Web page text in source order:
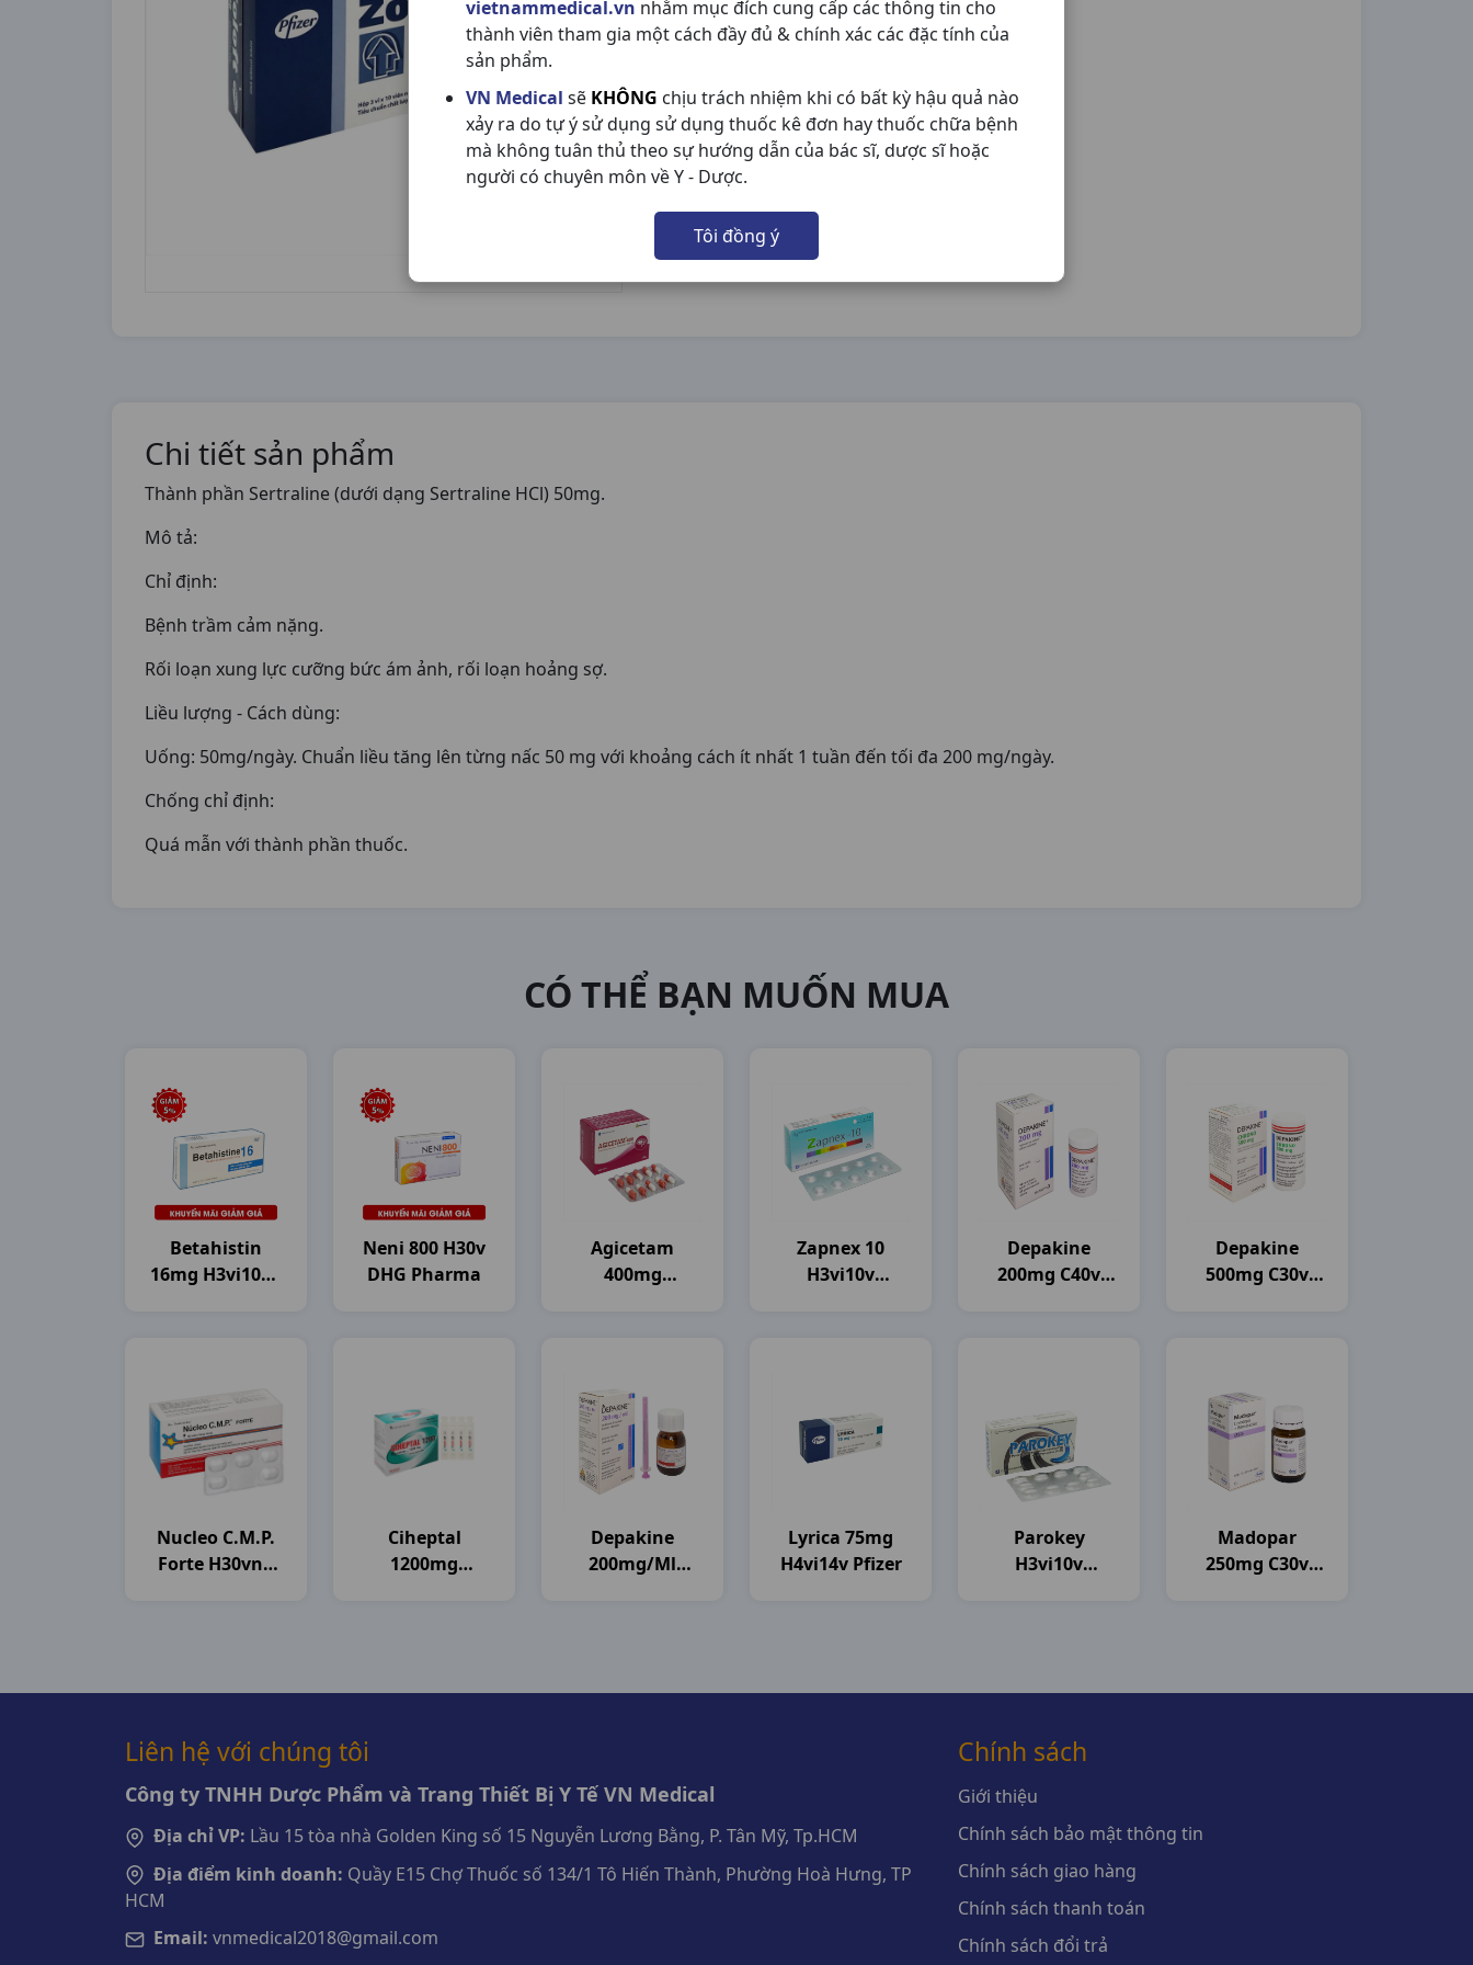
vietnammedical.vn nhằm mục đích cung cấp các thông tin cho
thành viên tham gia một cách đầy đủ & chính xác các đặc tính của
sản phẩm.
VN Medical sẽ KHÔNG chịu trách nhiệm khi có bất kỳ hậu quả nào
xảy ra do tự ý sử dụng sử dụng thuốc kê đơn hay thuốc chữa bệnh
mà không tuân thủ theo sự hướng dẫn của bác sĩ, dược sĩ hoặc
người có chuyên môn về Y - Dược.
Tôi đồng ý
Chi tiết sản phẩm
Thành phần Sertraline (dưới dạng Sertraline HCl) 50mg.
Mô tả:
Chỉ định:
Bệnh trầm cảm nặng.
Rối loạn xung lực cưỡng bức ám ảnh, rối loạn hoảng sợ.
Liều lượng - Cách dùng:
Uống: 50mg/ngày. Chuẩn liều tăng lên từng nấc 50 mg với khoảng cách ít nhất 1 tuần đến tối đa 200 mg/ngày.
Chống chỉ định:
Quá mẫn với thành phần thuốc.
CÓ THỂ BẠN MUỐN MUA
Betahistin
16mg H3vi10vn
Neni 800 H30v
DHG Pharma
Agicetam
400mg
Zapnex 10
H3vi10v
Depakine
200mg C40v
Depakine
500mg C30v
Nucleo C.m.p.
Forte H30vna
Ciheptal
1200mg
Depakine
200mg/ml
Lyrica 75mg
H4vi14v Pfizer
Parokey
H3vi10v
Madopar
250mg C30v
Liên hệ với chúng tôi
Công ty TNHH Dược Phẩm và Trang Thiết Bị Y Tế VN Medical
Địa chỉ VP: Lầu 15 tòa nhà Golden King số 15 Nguyễn Lương Bằng, P. Tân Mỹ, Tp.HCM
Địa điểm kinh doanh: Quầy E15 Chợ Thuốc số 134/1 Tô Hiến Thành, Phường Hoà Hưng, TP
HCM
Email: vnmedical2018@gmail.com
Chính sách
Giới thiệu
Chính sách bảo mật thông tin
Chính sách giao hàng
Chính sách thanh toán
Chính sách đổi trả